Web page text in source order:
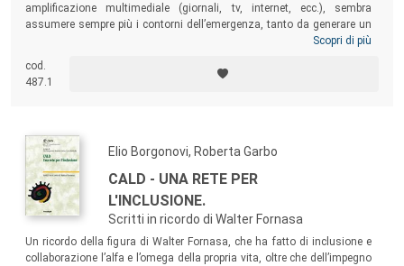
amplificazione multimediale (giornali, tv, internet, ecc.), sembra
assumere sempre più i contorni dell’emergenza, tanto da generare un
crescente allarme sociale. Il volume propone ipotesi e strategie di
operativi (dalla scuola alla famiglia, dalla comunità per minori al
carcere, ecc.) e alle differenti manifestazioni con le quali la devianza si
Scopri di più
cod.
487.1
Elio Borgonovi, Roberta Garbo
CALD - UNA RETE PER
L'INCLUSIONE.
Scritti in ricordo di Walter Fornasa
Un ricordo della figura di Walter Fornasa, che ha fatto di inclusione e
collaborazione l’alfa e l’omega della propria vita, oltre che dell’impegno